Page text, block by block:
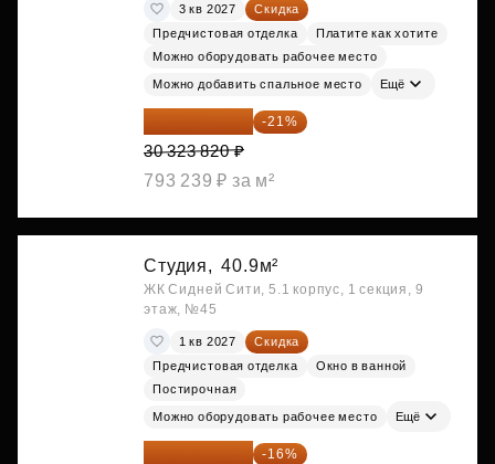
3 кв 2027
Скидка
Предчистовая отделка
Платите как хотите
Можно оборудовать рабочее место
Можно добавить спальное место Ещё
23 955 818 ₽ -21%
30 323 820 ₽
793 239 ₽ за м²
Студия, 40.9м²
ЖК Сидней Сити, 5.1 корпус, 1 секция, 9
этаж, №45
1 кв 2027
Скидка
Предчистовая отделка
Окно в ванной
Постирочная
Можно оборудовать рабочее место Ещё
28 972 415 ₽ -16%